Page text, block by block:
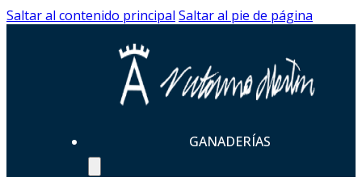
Saltar al contenido principal Saltar al pie de página
GANADERÍAS